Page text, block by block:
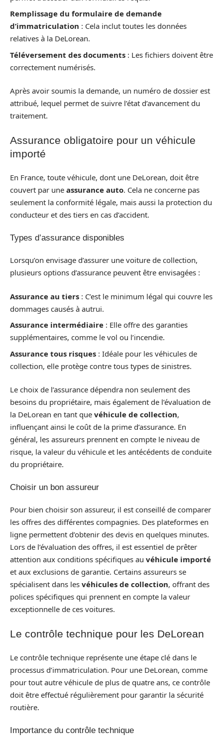
Remplissage du formulaire de demande
d’immatriculation : Cela inclut toutes les données
relatives à la DeLorean.
Téléversement des documents : Les fichiers doivent être
correctement numérisés.
Après avoir soumis la demande, un numéro de dossier est
attribué, lequel permet de suivre l’état d’avancement du
traitement.
Assurance obligatoire pour un véhicule
importé
En France, toute véhicule, dont une DeLorean, doit être
couvert par une assurance auto. Cela ne concerne pas
seulement la conformité légale, mais aussi la protection du
conducteur et des tiers en cas d’accident.
Types d’assurance disponibles
Lorsqu’on envisage d’assurer une voiture de collection,
plusieurs options d’assurance peuvent être envisagées :
Assurance au tiers : C’est le minimum légal qui couvre les
dommages causés à autrui.
Assurance intermédiaire : Elle offre des garanties
supplémentaires, comme le vol ou l’incendie.
Assurance tous risques : Idéale pour les véhicules de
collection, elle protège contre tous types de sinistres.
Le choix de l’assurance dépendra non seulement des
besoins du propriétaire, mais également de l’évaluation de
la DeLorean en tant que véhicule de collection,
influençant ainsi le coût de la prime d’assurance. En
général, les assureurs prennent en compte le niveau de
risque, la valeur du véhicule et les antécédents de conduite
du propriétaire.
Choisir un bon assureur
Pour bien choisir son assureur, il est conseillé de comparer
les offres des différentes compagnies. Des plateformes en
ligne permettent d’obtenir des devis en quelques minutes.
Lors de l’évaluation des offres, il est essentiel de prêter
attention aux conditions spécifiques au véhicule importé
et aux exclusions de garantie. Certains assureurs se
spécialisent dans les véhicules de collection, offrant des
polices spécifiques qui prennent en compte la valeur
exceptionnelle de ces voitures.
Le contrôle technique pour les DeLorean
Le contrôle technique représente une étape clé dans le
processus d’immatriculation. Pour une DeLorean, comme
pour tout autre véhicule de plus de quatre ans, ce contrôle
doit être effectué régulièrement pour garantir la sécurité
routière.
Importance du contrôle technique